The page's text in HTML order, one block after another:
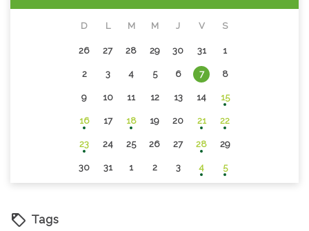
D L M M J V S
26 27 28 29 30 31 1
2 3 4 5 6 7 8
9 10 11 12 13 14 15
16 17 18 19 20 21 22
23 24 25 26 27 28 29
30 31 1 2 3 4 5
Tags